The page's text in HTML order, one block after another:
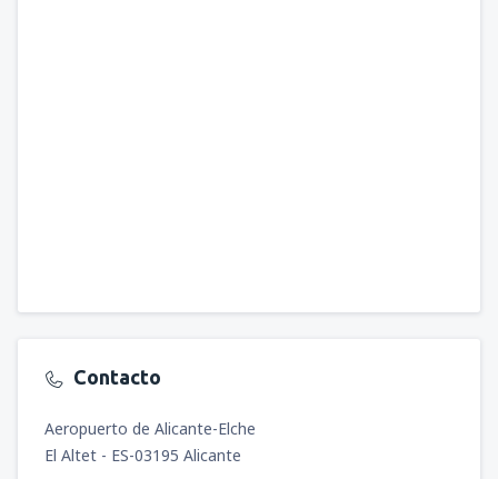
Contacto
Aeropuerto de Alicante-Elche
El Altet - ES-03195 Alicante